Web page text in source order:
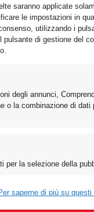
saranno applicate
le impostazioni in
utilizzando i
pulsante di gestione del
degli annunci,
o la combinazione di dati
per la selezione della
saperne di più su questi